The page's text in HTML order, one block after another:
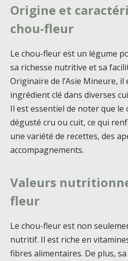
Origine et
chou-fleur
Le chou-fleur est un légume
sa richesse nutritive et sa
Originaire de l’Asie Mineure, il
ingrédient clé dans diverses
Il est essentiel de noter que
dégusté cru ou cuit, ce qui
une variété de recettes, des
accompagnements.
Valeurs
fleur
Le chou-fleur est non
nutritif. Il est riche en
fibres alimentaires. De plus,